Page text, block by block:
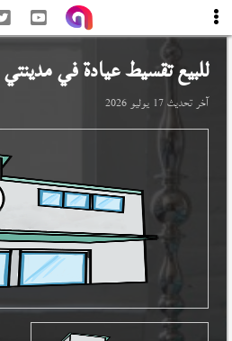
للبيع تقسيط عيادة فيمدينتي
آخر تحديث17 يوليو 2026